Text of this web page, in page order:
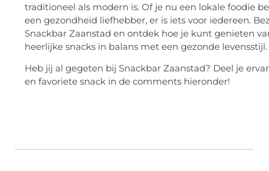
traditioneel als modern is. Of je nu een lokale foodie
een gezondheid liefhebber, er is iets voor iedereen.
Snackbar Zaanstad en ontdek hoe je kunt genieten
heerlijke snacks in balans met een gezonde levensstijl.
Heb jij al gegeten bij Snackbar Zaanstad? Deel je
en favoriete snack in de comments hieronder!